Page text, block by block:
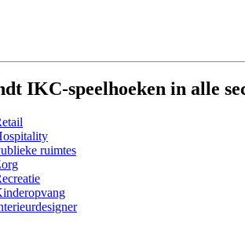
IKC-speelhoeken in alle
ruimtes